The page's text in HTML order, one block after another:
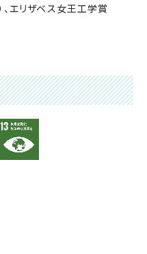
、エリザベス女王工学賞